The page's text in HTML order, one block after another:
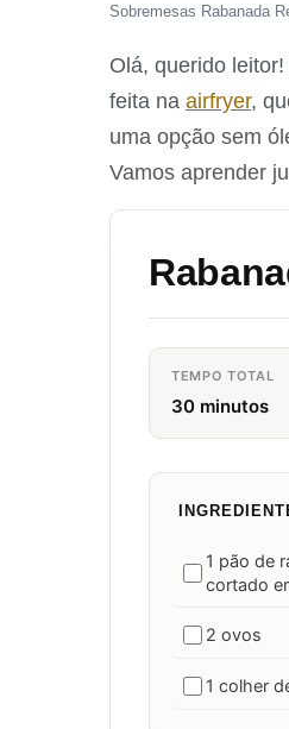
Sobremesas Rabanada
Olá, querido
feita na airfryer,
uma opção sem
Vamos aprender
TEMPO TOTAL
30 minutos
1 pão de
cortado
2 ovos
1 colher